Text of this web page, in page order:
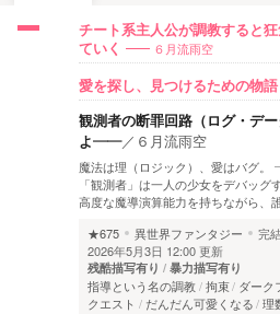
チート系主人公が調教すると
ていく
６月流雨空
愛を探し、見つけるための物語
観測者の断罪回路（ログ・デ
よ――／ ６月流雨空
魔法は理（ロジック）、愛はバグ
「観測者」は一人の少女をデバッグ
高度な魔導演算能力を持ちながら、
★675
異世界ファンタジー 完
2026年5月3日 12:00 更新
残酷描写有り 暴力描写有り
指導という名の調教 拘束 ダーク
クエスト
だんだん可愛くなる 理